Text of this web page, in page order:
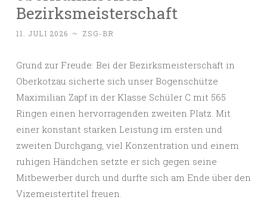
Bezirksmeisterschaft
11. JULI 2026 ~ ZSG-BR
Grund zur Freude: Bei der Bezirksmeisterschaft in
Oberkotzau sicherte sich unser Bogenschütze
Maximilian Zapf in der Klasse Schüler C mit 565
Ringen einen hervorragenden zweiten Platz. Mit
einer konstant starken Leistung im ersten und
zweiten Durchgang, viel Konzentration und einem
ruhigen Händchen setzte er sich gegen seine
Mitbewerber durch und durfte sich am Ende über den
Vizemeistertitel freuen.